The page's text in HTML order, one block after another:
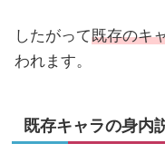
したがって既存のキ
われます。
既存キャラの身内